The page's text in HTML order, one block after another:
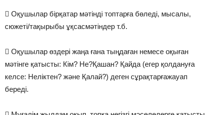
 Оқушылар бірқатар мәтінді топтарға бөледі, мысалы,
сюжеті/тақырыбы ұқсасмәтіндер т.б.
 Оқушылар өздері жаңа ғана тыңдаған немесе оқыған
мәтінге қатысты: Кім? Не?Қашан? Қайда (егер қолдануға
келсе: Неліктен? және Қалай?) деген сұрақтарғажауап
береді.